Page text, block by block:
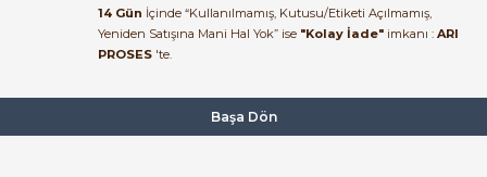
problemsiz geçti.
Kemal Toktaş | 20/06/2026
tedirgindim ama saticinin
14 Gün İçinde “Kullanılmamış, Kutusu/Etiketi Açılmamış,
Yeniden Satışına Mani Hal Yok” ise "Kolay İade" imkanı : ARI
PROSES 'te.
Başa Dön